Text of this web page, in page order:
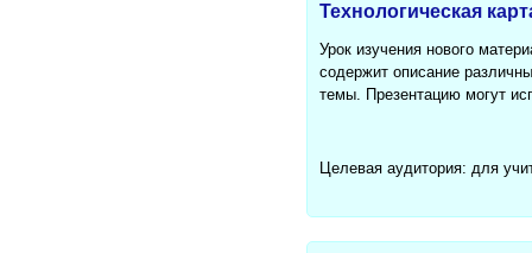
Технологическая
Урок изучения нового
содержит описание
темы. Презентацию могут
Целевая аудитория: для